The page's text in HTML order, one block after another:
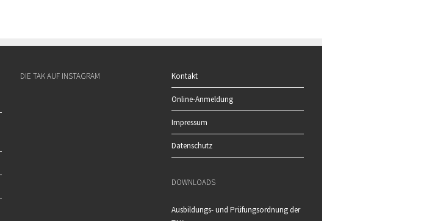
DIE TAK AUF INSTAGRAM Kontakt
Online-Anmeldung
Impressum
Datenschutz
DOWNLOADS
Ausbildungs- und Prüfungsordnung der